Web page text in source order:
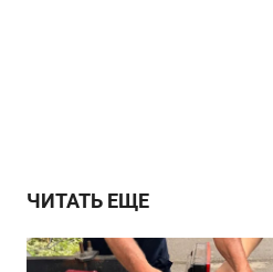
ЧИТАТЬ ЕЩЕ